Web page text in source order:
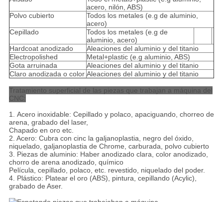
acero, nilón, ABS)
Polvo cubierto
Todos los metales (e.g de aluminio,
acero)
Cepillado
Todos los metales (e.g de
aluminio, acero)
Hardcoat anodizado
Aleaciones del aluminio y del titanio
Electropolished
Metal+plastic (e.g aluminio, ABS)
Gota arruinada
Aleaciones del aluminio y del titanio
Claro anodizada o color Aleaciones del aluminio y del titanio
Tratamiento superficial de las piezas que trabajan a máquina del
CNC:
1. Acero inoxidable: Cepillado y polaco, apaciguando, chorreo de
arena, grabado del laser,
Chapado en oro etc.
2. Acero: Cubra con cinc la galjanoplastia, negro del óxido,
niquelado, galjanoplastia de Chrome, carburada, polvo cubierto
3. Piezas de aluminio: Haber anodizado clara, color anodizado,
chorro de arena anodizado, químico
Película, cepillado, polaco, etc. revestido, niquelado del poder.
4. Plástico: Platear el oro (ABS), pintura, cepillando (Acylic),
grabado de Aser.